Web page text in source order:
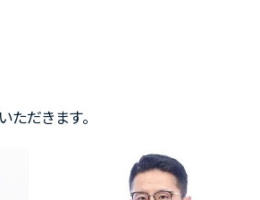
だきます。